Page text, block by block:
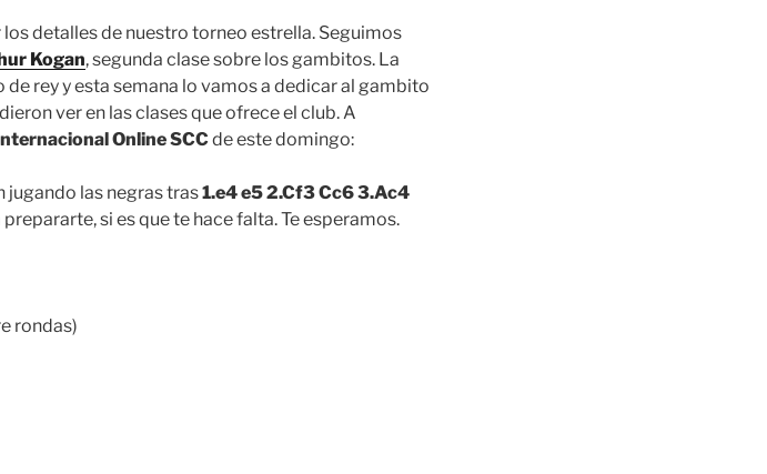
detalles de nuestro torneo estrella. Seguimos
Kogan, segunda clase sobre los gambitos. La
rey y esta semana lo vamos a dedicar al gambito
ver en las clases que ofrece el club. A
Online SCCde este domingo:
jugando las negras tras1.e4 e5 2.Cf3 Cc6 3.Ac4
si es que te hace falta. Te esperamos.
rondas)